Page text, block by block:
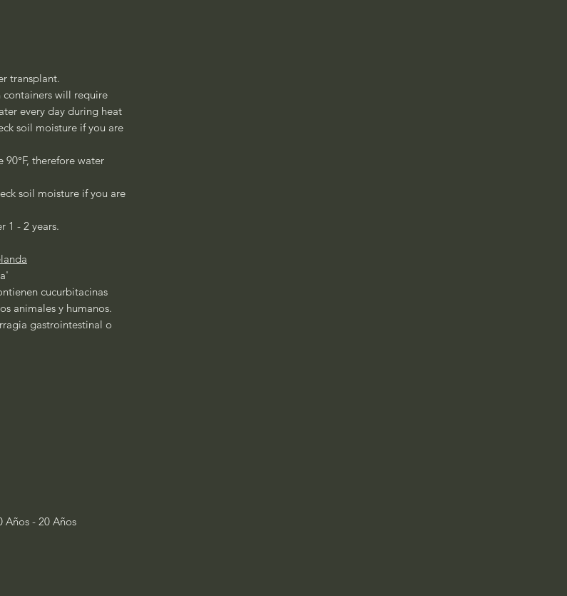
transplant.
containers will require
every day during heat
soil moisture if you are
90°F, therefore water
soil moisture if you are
1 - 2 years.
cucurbitacinas
animales y humanos.
gastrointestinal o
Años - 20 Años